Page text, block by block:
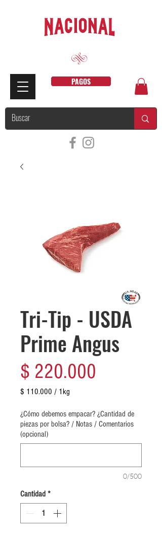
PAGOS
Tri-Tip - USDA
Prime Angus
$ 220.000
$ 110.000 / 1kg
por
1
Kilogramos
¿Cómo debemos empacar? ¿Cantidad de
piezas por bolsa? / Notas / Comentarios
(opcional)
0/500
Cantidad *